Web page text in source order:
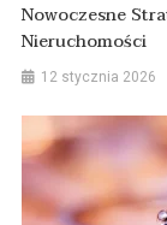
Nowoczesne
Nieruchomości
12 stycznia 2026